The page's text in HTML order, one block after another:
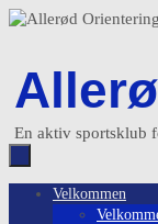
Skip
En aktiv sportsklub
Skip
Velkommen